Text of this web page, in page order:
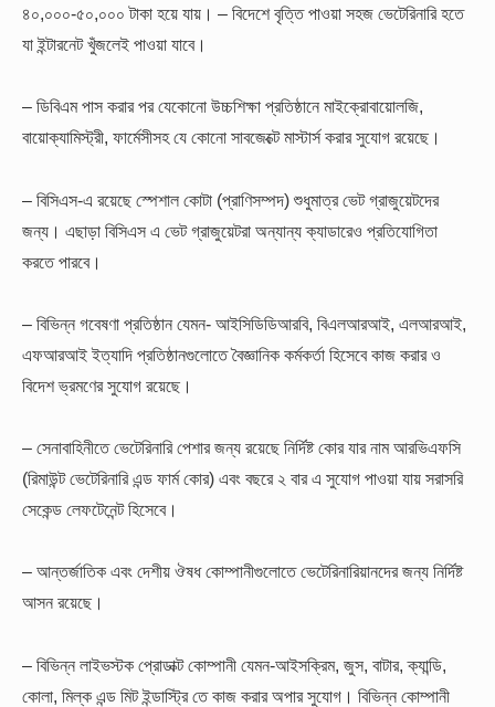
৪০,০০০-৫০,০০০ টাকা হয়ে যায়। – বিদেশে বৃত্তি পাওয়া সহজ ভেটেরিনারি হতে
যা ইন্টারনেট খুঁজলেই পাওয়া যাবে।
– ডিবিএম পাস করার পর যেকোনো উচ্চশিক্ষা প্রতিষ্ঠানে মাইক্রোবায়োলজি,
বায়োক্যামিস্ট্রী, ফার্মেসীসহ যে কোনো সাবজেক্টে মাস্টার্স করার সুযোগ রয়েছে।
– বিসিএস-এ রয়েছে স্পেশাল কোটা (প্রাণিসম্পদ) শুধুমাত্র ভেট গ্রাজুয়েটদের
জন্য। এছাড়া বিসিএস এ ভেট গ্রাজুয়েটরা অন্যান্য ক্যাডারেও প্রতিযোগিতা
করতে পারবে।
– বিভিন্ন গবেষণা প্রতিষ্ঠান যেমন- আইসিডিডিআরবি, বিএলআরআই, এলআরআই,
এফআরআই ইত্যাদি প্রতিষ্ঠানগুলোতে বৈজ্ঞানিক কর্মকর্তা হিসেবে কাজ করার ও
বিদেশ ভ্রমণের সুযোগ রয়েছে।
– সেনাবাহিনীতে ভেটেরিনারি পেশার জন্য রয়েছে নির্দিষ্ট কোর যার নাম আরভিএফসি
(রিমাউন্ট ভেটেরিনারি এন্ড ফার্ম কোর) এবং বছরে ২ বার এ সুযোগ পাওয়া যায় সরাসরি
সেকেন্ড লেফটেনেন্ট হিসেবে।
– আন্তর্জাতিক এবং দেশীয় ঔষধ কোম্পানীগুলোতে ভেটেরিনারিয়ানদের জন্য নির্দিষ্ট
আসন রয়েছে।
– বিভিন্ন লাইভস্টক প্রোডাক্ট কোম্পানী যেমন-আইসক্রিম, জুস, বাটার, ক্যান্ডি,
কোলা, মিল্ক এন্ড মিট ইন্ডাস্ট্রি তে কাজ করার অপার সুযোগ। বিভিন্ন কোম্পানী